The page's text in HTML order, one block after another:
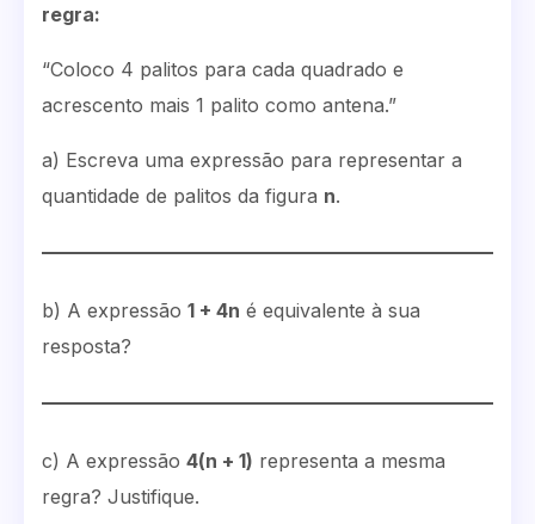
regra:
“Coloco 4 palitos para cada quadrado e
acrescento mais 1 palito como antena.”
a) Escreva uma expressão para representar a
quantidade de palitos da figura n.
b) A expressão 1 + 4n é equivalente à sua
resposta?
c) A expressão 4(n + 1) representa a mesma
regra? Justifique.